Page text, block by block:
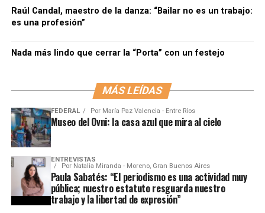
Raúl Candal, maestro de la danza: “Bailar no es un trabajo:
es una profesión”
Nada más lindo que cerrar la “Porta” con un festejo
MÁS LEÍDAS
FEDERAL Por María Paz Valencia - Entre Ríos
Museo del Ovni: la casa azul que mira al cielo
ENTREVISTAS
Por Natalia Miranda - Moreno, Gran Buenos Aires
Paula Sabatés: “El periodismo es una actividad muy
pública; nuestro estatuto resguarda nuestro
trabajo y la libertad de expresión”